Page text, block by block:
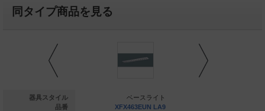
同タイプ商品を見る
器具スタイル
品番
ベースライト
ベースライト
XFX463EUN LA9